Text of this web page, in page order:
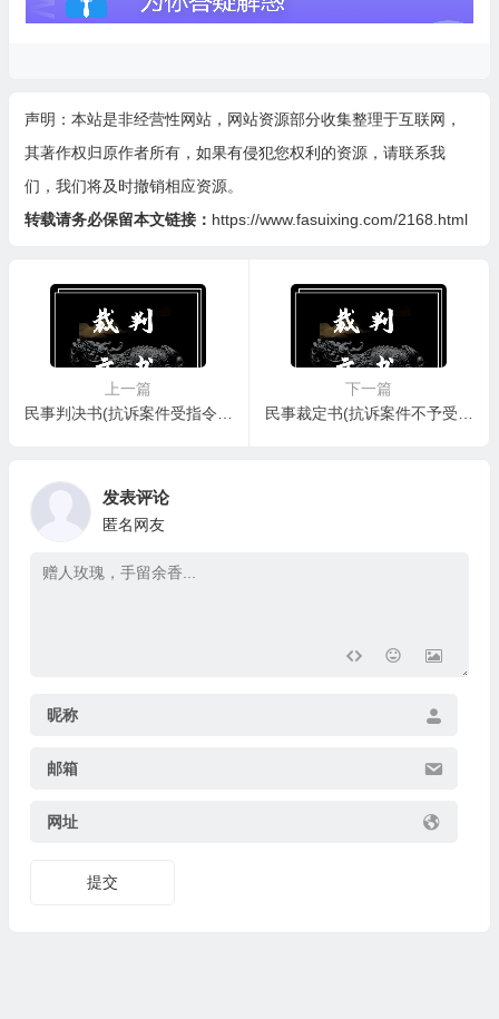
声明：本站是非经营性网站，网站资源部分收集整理于互联网，
其著作权归原作者所有，如果有侵犯您权利的资源，请联系我
们，我们将及时撤销相应资源。
转载请务必保留本文链接： https://www.fasuixing.com/2168.html
上一篇
民事判决书(抗诉案件受指令法院按二审程序再审用)
下一篇
民事裁定书(抗诉案件不予受理抗诉用)
发表评论
匿名网友
昵称
邮箱
网址
提交